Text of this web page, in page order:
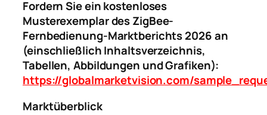
Fordern Sie ein kostenloses
Musterexemplar des ZigBee-
Fernbedienung-Marktberichts 2026 an
(einschließlich Inhaltsverzeichnis,
Tabellen, Abbildungen und Grafiken):
https://globalmarketvision.com/
Marktüberblick